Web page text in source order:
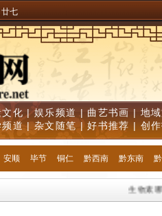
廿七
文化 |娱乐频道 | 曲艺书画 | 地
频道|杂文随笔 |好书推荐 | 创
安顺 毕节 铜仁 黔西南 黔东南
生物素